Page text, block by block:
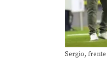
Sergio, frente